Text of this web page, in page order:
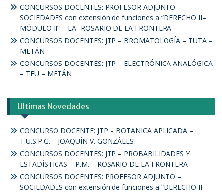
CONCURSOS DOCENTES: PROFESOR ADJUNTO –
SOCIEDADES con extensión de funciones a “DERECHO II–
MÓDULO II” – LA -ROSARIO DE LA FRONTERA
CONCURSOS DOCENTES: JTP – BROMATOLOGÍA – TUTA –
METÁN
CONCURSOS DOCENTES: JTP – ELECTRÓNICA ANALÓGICA
– TEU – METÁN
Ultimas Novedades
CONCURSO DOCENTE: JTP – BOTANICA APLICADA –
T.U.S.P.G. – JOAQUÍN V. GONZÁLES
CONCURSOS DOCENTES: JTP – PROBABILIDADES Y
ESTADÍSTICAS – P.M. – ROSARIO DE LA FRONTERA
CONCURSOS DOCENTES: PROFESOR ADJUNTO –
SOCIEDADES con extensión de funciones a “DERECHO II–